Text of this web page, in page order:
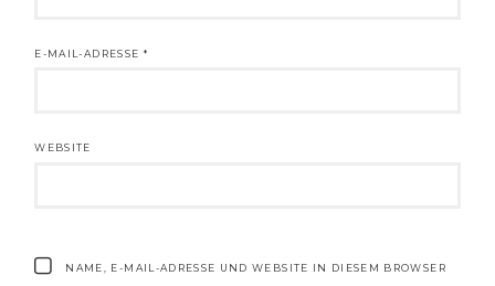
E-MAIL-ADRESSE *
WEBSITE
NAME, E-MAIL-ADRESSE UND WEBSITE IN DIESEM BROWSER